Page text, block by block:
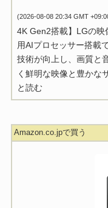
(2026-08-08 20:34 GMT
4K Gen2搭載】LGの
用AIプロセッサー搭載
技術が向上し、画質と
く鮮明な映像と豊かな
と読む
Amazon.co.jpで買う